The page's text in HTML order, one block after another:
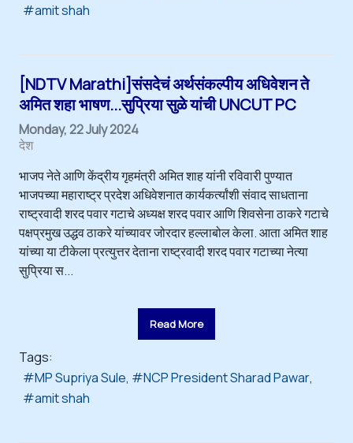
amit shah
[NDTV Marathi]संसदेचं अर्थसंकल्पीय अधिवेशन ते
अमित शहा भाषण...सुप्रिया सुळे यांची UNCUT PC
Monday, 22 July 2024
देश
भाजप नेते आणि केंद्रीय गृहमंत्री अमित शाह यांनी रविवारी पुण्यात
भाजपच्या महाराष्ट्र प्रदेश अधिवेशनात कार्यकर्त्यांशी संवाद साधताना
राष्ट्रवादी शरद पवार गटाचे अध्यक्ष शरद पवार आणि शिवसेना ठाकरे गटाचे
पक्षप्रमुख उद्धव ठाकरे यांच्यावर जोरदार हल्लाबोल केला. आता अमित शाह
यांच्या या टीकेला प्रत्युत्तर देताना राष्ट्रवादी शरद पवार गटाच्या नेत्या
सुप्रिया स...
Read More
Tags:
MP Supriya Sule
NCP President Sharad Pawar
amit shah